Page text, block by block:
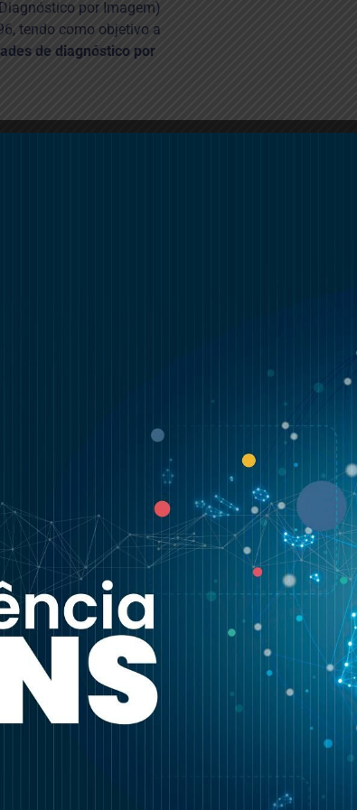
por Imagem)
tendo como objetivo a
de diagnóstico por
Representar o setor económico que
e restantes órgãos de soberania,
Pública e também junto de entidades
Coordenar a atuação dos seus
Prestar informações aos associados
que representa;
Celebrar convenções coletivas de
Promover e desenvolver estudos,
para o setor;
Promover ações de formação
Promover a realização de
Prestar serviços de utilização comum
Diligenciar para ser reconhecida
Saúde, em especial, no âmbito da